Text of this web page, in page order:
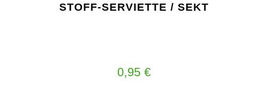
STOFF-SERVIETTE / SEKT
0,95 €